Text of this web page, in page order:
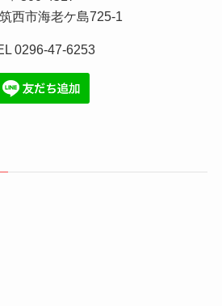
西市海老ケ島725-1
0296-47-6253